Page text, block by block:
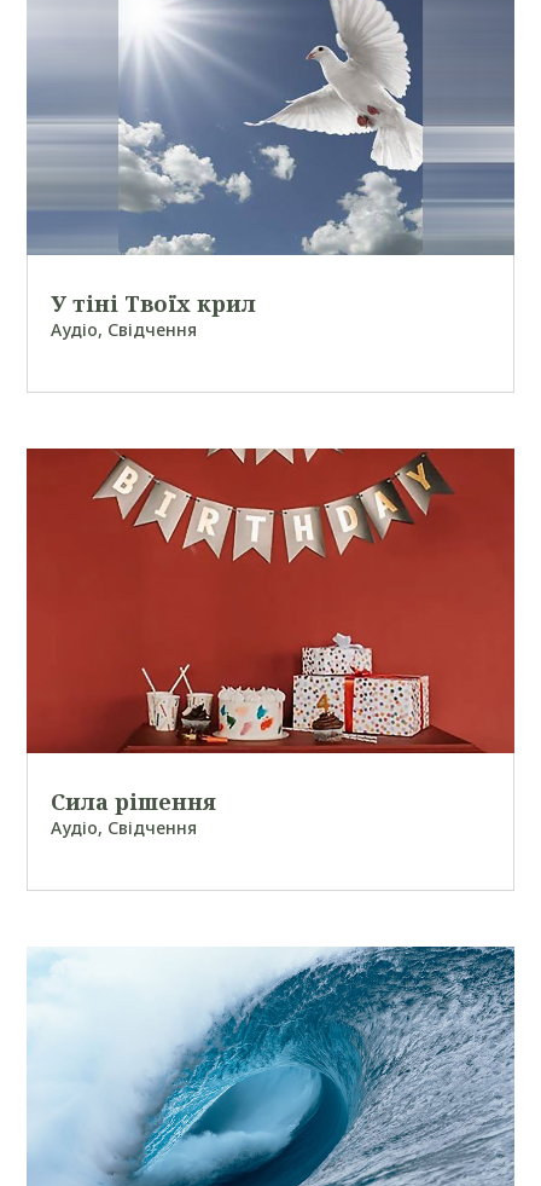
У тіні Твоїх крил
Аудіо, Свідчення
Сила рішення
Аудіо, Свідчення